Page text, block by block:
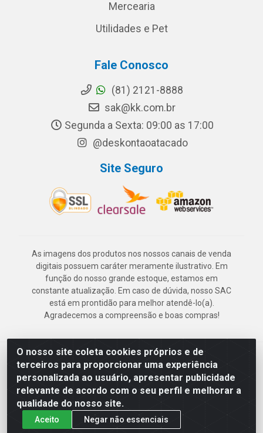
O nosso site coleta cookies próprios e de
terceiros para proporcionar uma experiência
personalizada ao usuário, apresentar publicidade
relevante de acordo com o seu perfil e melhorar a
qualidade do nosso site.
Aceito Negar não essenciais
Mercearia
Utilidades e Pet
Fale Conosco
(81) 2121-8888
sak@kk.com.br
Segunda a Sexta: 09:00 as 17:00
@deskontaoatacado
Site Seguro
As imagens dos produtos nos nossos canais de venda
digitais possuem caráter meramente ilustrativo. Em
função do nosso grande estoque, estamos em
constante atualização. Em caso de dúvida, nosso SAC
está em prontidão para melhor atendê-lo(a).
Agradecemos a compreensão e boas compras!
Deskontão Atacado - Av. Marechal Mascarenhas de Morais, 2471 -
Imbiribeira - Recife/PE - CEP 51.150-001 - CNPJ 24.150.377/0003-
57